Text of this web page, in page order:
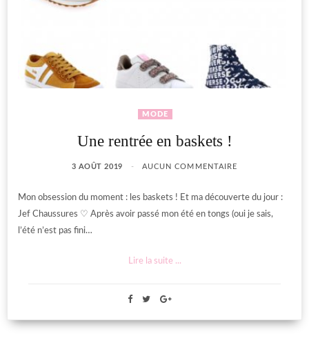
MODE
Une rentrée en baskets !
3 AOÛT 2019 AUCUN COMMENTAIRE
Mon obsession du moment : les baskets ! Et ma découverte du jour :
Jef Chaussures ♡ Après avoir passé mon été en tongs (oui je sais,
l’été n’est pas fini…
Lire la suite ...